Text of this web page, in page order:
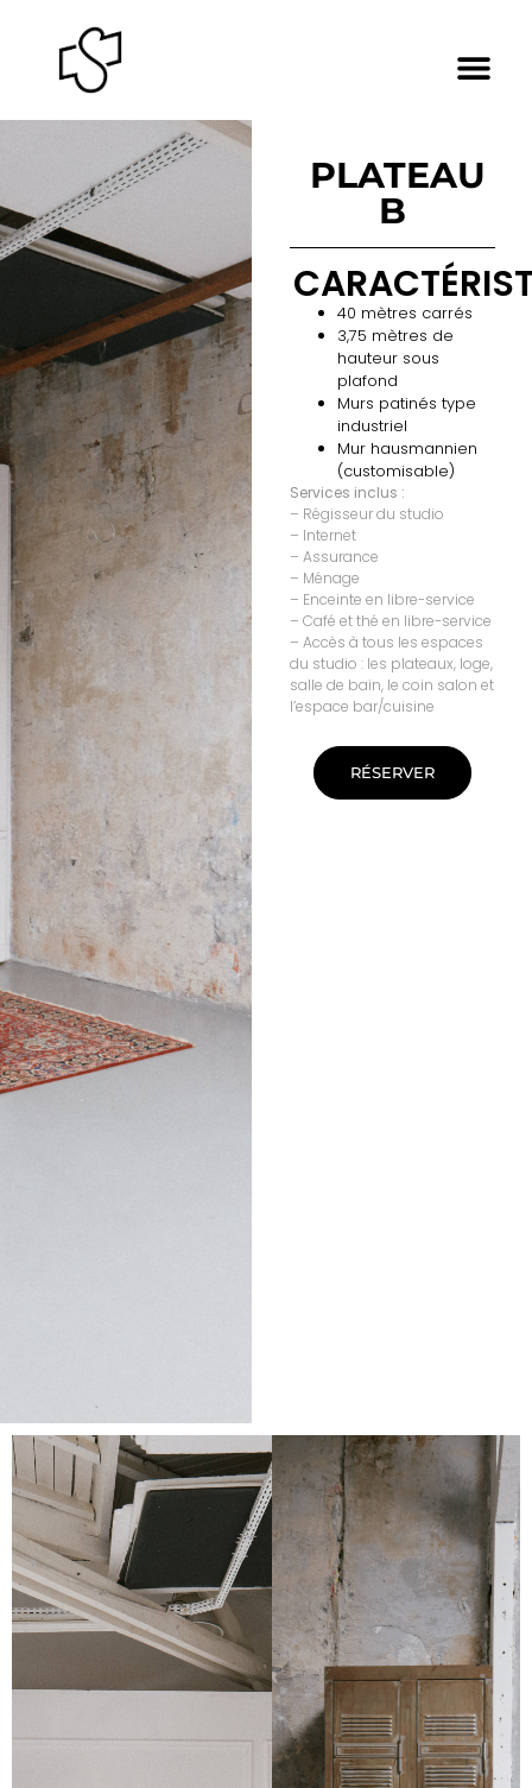
PLATEAU
B
40 mètres carrés
3,75 mètres de
hauteur sous
plafond
Murs patinés type
industriel
Mur hausmannien
(customisable)
Services inclus :
– Régisseur du studio
– Internet
– Assurance
– Ménage
– Enceinte en libre-service
– Café et thé en libre-service
– Accès à tous les espaces
du studio : les plateaux, loge,
salle de bain, le coin salon et
l’espace bar/cuisine
RÉSERVER